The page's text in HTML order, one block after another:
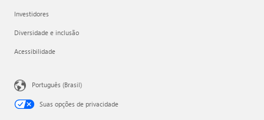
Investidores
Diversidade e inclusão
Acessibilidade
Português (Brasil)
Suas opções de privacidade